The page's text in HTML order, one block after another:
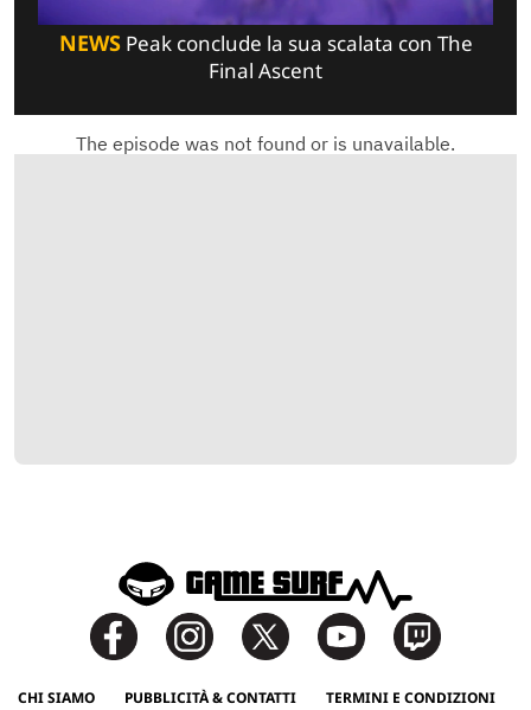
NEWSPeak conclude la sua scalata con The
Final Ascent
CHI SIAMO PUBBLICITÀ & CONTATTI TERMINI E CONDIZIONI